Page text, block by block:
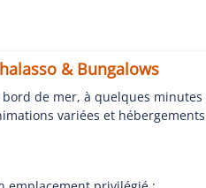
& Bungalows
de mer, à quelques
variées et